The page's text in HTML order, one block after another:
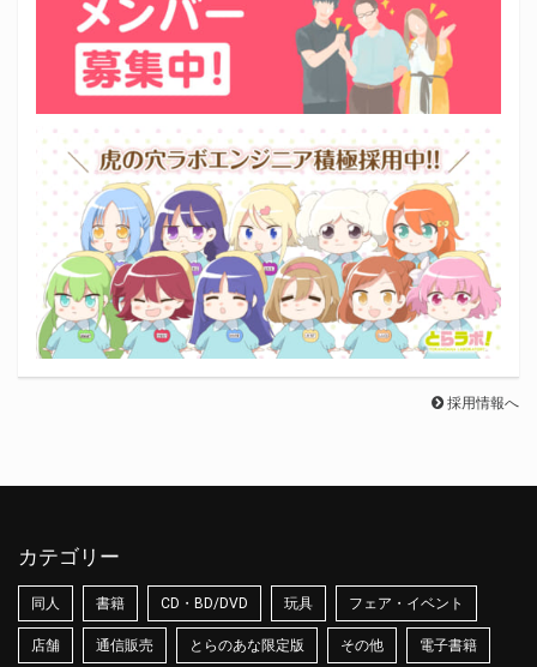
採用情報へ
カテゴリー
同人 書籍 CD・BD/DVD 玩具 フェア・イベント
店舗 通信販売 とらのあな限定版 その他 電子書籍